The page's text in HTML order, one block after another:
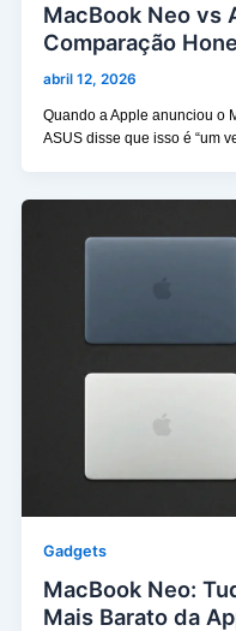
MacBook Neo vs
Comparação
abril 12, 2026
Quando a Apple anunciou o
ASUS disse que isso é “um
Gadgets
MacBook Neo:
Mais Barato da